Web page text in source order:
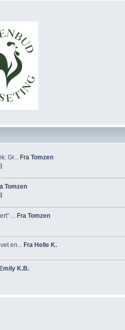
Gr... Fra Tomzen
Tomzen
... Fra Tomzen
en... Fra Helle K.
Emily K.B.